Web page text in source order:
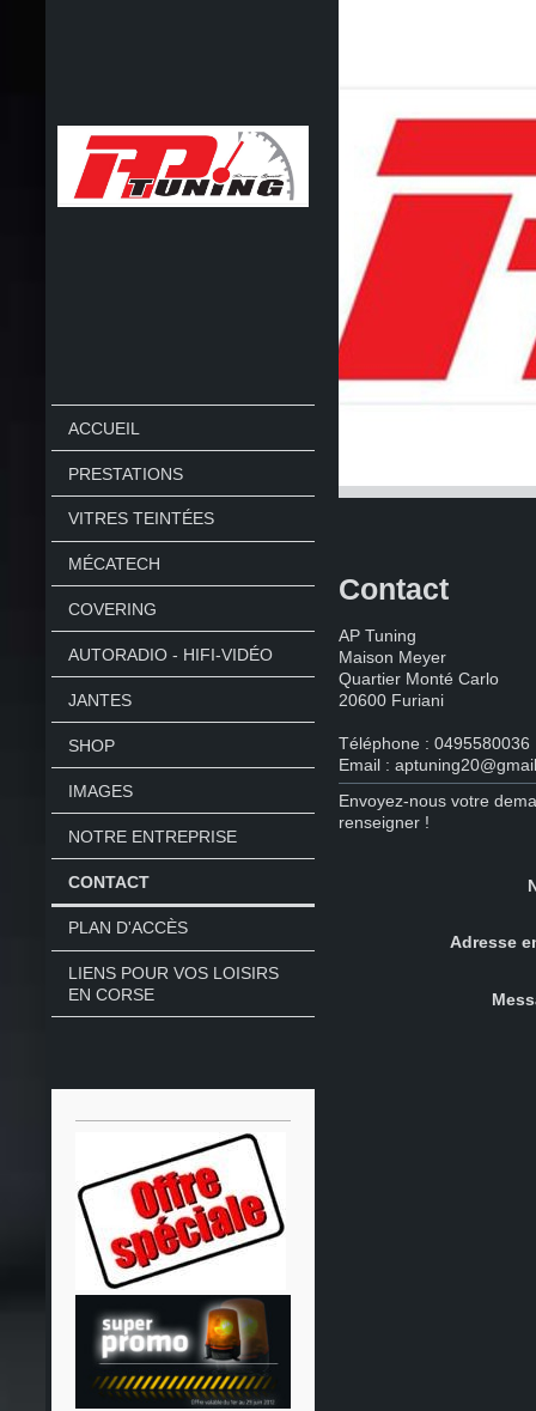
ACCUEIL
PRESTATIONS
VITRES TEINTÉES
MÉCATECH
COVERING
AUTORADIO - HIFI-VIDÉO
JANTES
SHOP
IMAGES
NOTRE ENTREPRISE
CONTACT
PLAN D'ACCÈS
LIENS POUR VOS LOISIRS
EN CORSE
Contact
AP Tuning
Maison Meyer
Quartier Monté Carlo
20600 Furiani
Téléphone :
Email :
Envoyez-nous votre
renseigner !
Adresse